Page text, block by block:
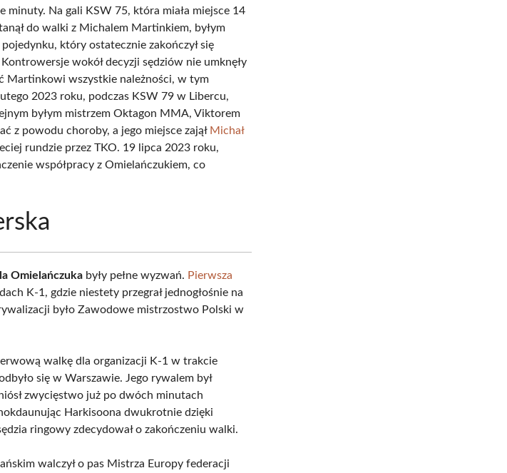
minuty. Na gali KSW 75, która miała miejsce 14
do walki z Michalem Martinkiem, byłym
który ostatecznie zakończył się
wokół decyzji sędziów nie umknęły
Martinkowi wszystkie należności, w tym
2023 roku, podczas KSW 79 w Libercu,
byłym mistrzem Oktagon MMA, Viktorem
z powodu choroby, a jego miejsce zajął Michał
rundzie przez TKO. 19 lipca 2023 roku,
współpracy z Omielańczukiem, co
Omielańczuka były pełne wyzwań. Pierwsza
K-1, gdzie niestety przegrał jednogłośnie na
było Zawodowe mistrzostwo Polski w
walkę dla organizacji K-1 w trakcie
się w Warszawie. Jego rywalem był
zwycięstwo już po dwóch minutach
Harkisoona dwukrotnie dzięki
ringowy zdecydował o zakończeniu walki.
walczył o pas Mistrza Europy federacji